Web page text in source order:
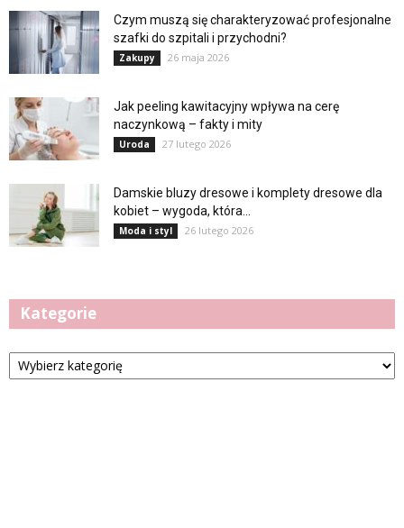
Czym muszą się charakteryzować profesjonalne
szafki do szpitali i przychodni?
Zakupy 26 maja 2026
Jak peeling kawitacyjny wpływa na cerę
naczynkową – fakty i mity
Uroda 27 lutego 2026
Damskie bluzy dresowe i komplety dresowe dla
kobiet – wygoda, która...
Moda i styl 26 lutego 2026
Kategorie
Kategorie